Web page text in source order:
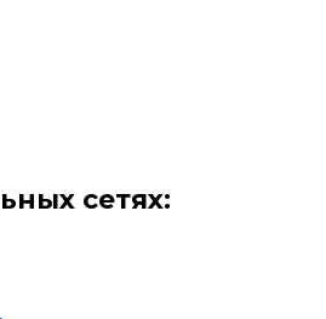
сетях: